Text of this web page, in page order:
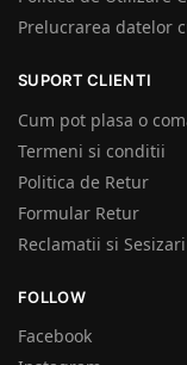
Prelucrarea datelor
SUPORT CLIENTI
Cum pot plasa o
Termeni si conditii
Politica de Retur
Formular Retur
Reclamatii si Sesizari
FOLLOW
Facebook